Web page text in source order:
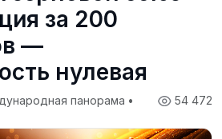
за 200
—
нулевая
54 472
панорама •